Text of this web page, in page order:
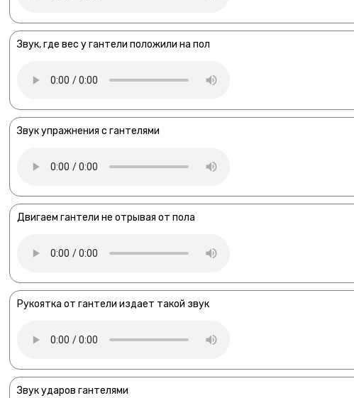
Звук, где вес у гантели положили на пол
Звук упражнения с гантелями
Двигаем гантели не отрывая от пола
Рукоятка от гантели издает такой звук
Звук ударов гантелями